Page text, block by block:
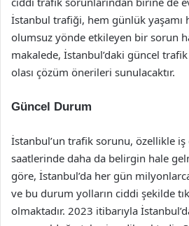
İstanbul trafiği, hem günlük yaşamı
olumsuz yönde etkileyen bir sorun
makalede, İstanbul’daki güncel
olası çözüm önerileri sunulacaktır.
Güncel Durum
İstanbul’un trafik sorunu, özellikle
saatlerinde daha da belirgin hale
göre, İstanbul’da her gün
ve bu durum yolların ciddi şekilde
olmaktadır. 2023 itibarıyla